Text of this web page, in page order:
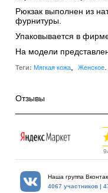
Рюкзак выполнен из
фурнитуры.
Упаковывается в
На модели
Теги: Мягкая кожа Женское.
Отзывы
Наша группа
4067 участников |